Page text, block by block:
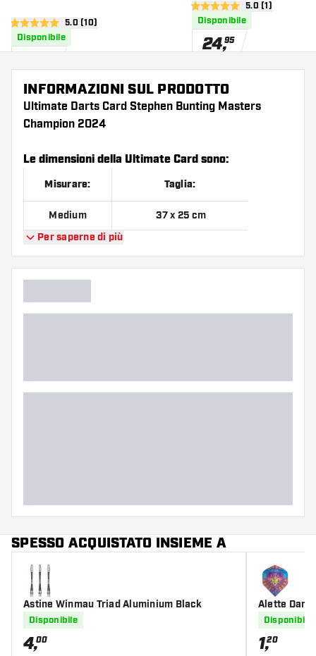
apri pannello recensioni
5 stelle di valutazione
5.0 (10)
Disponibile
apri pannello
5 stelle di valutazione
5.0 (1)
Disponibile
24,95
INFORMAZIONI SUL PRODOTTO
Ultimate Darts Card Stephen Bunting Masters
Champion 2024
Le dimensioni della Ultimate Card sono:
Misurare: Taglia:
Medium
37 x 25 cm
Per saperne di più
SPESSO ACQUISTATO INSIEME A
Astine Winmau Triad Aluminium Black
Disponibile
4,00
Alette
Disponibile
1,20